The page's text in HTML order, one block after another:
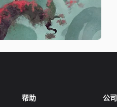
帮助 公司